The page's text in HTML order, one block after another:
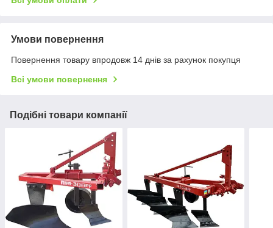
Умови повернення
Повернення товару впродовж 14 днів за рахунок покупця
Всі умови повернення
Подібні товари компанії